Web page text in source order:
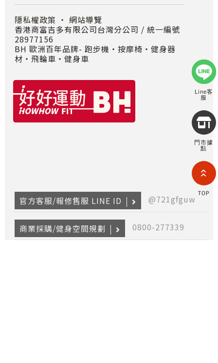
2026
Line客
服
門市據
點
TOP
隱私權政策 ・ 網站導覽
香港商富吉多有限公司台灣分公司 / 統一編號
28977156
BH 歐洲百年品牌- 跑步機‧按摩椅‧健身器
材‧飛輪車‧健身車
官方客服/報修售服 LINE ID @721gfguw
商業採購/健身空間規劃 0800-277339